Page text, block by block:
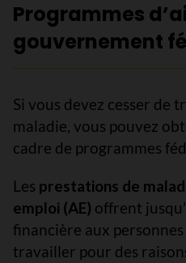
Programmes
gouvernement
Si vous devez cesser de
maladie, vous pouvez
cadre de programmes
Les prestations de
emploi (AE) offrent
financière aux
travailler pour des